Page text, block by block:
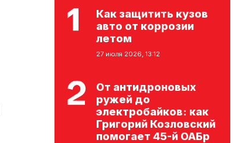
Как защитить кузов
авто от коррозии
летом
27 июля 2026, 13:12
От антидроновых
ружей до
электробайков: как
Григорий Козловский
помогает 45-й ОАБр